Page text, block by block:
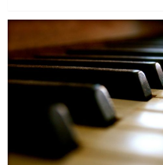
o
Ogólnopolski
Konkurs
Pianistyczny
im.
Teodora
Leszetyckiego
–
15-